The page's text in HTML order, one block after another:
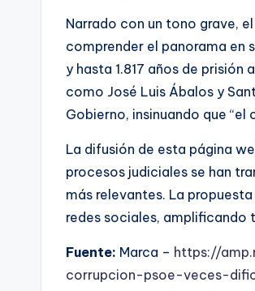
Narrado con un tono grave,
comprender el panorama en
y hasta 1.817 años de prisión
como José Luis Ábalos y
Gobierno, insinuando que
La difusión de esta página
procesos judiciales se han
más relevantes. La
redes sociales, amplificando
Fuente: Marca – https://
corrupcion-psoe-veces-